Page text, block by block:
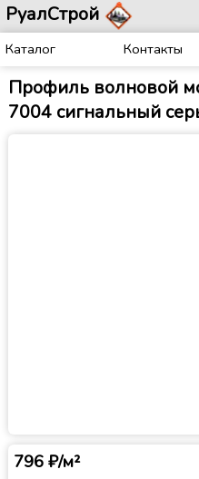
РуалСтрой
Каталог Контакты
Профиль волновой
7004 сигнальный
796 ₽/м²